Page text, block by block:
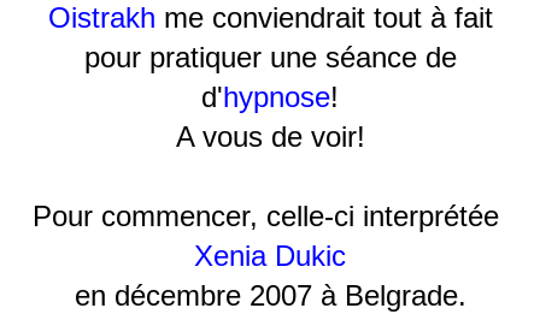
Oistrakh me conviendrait tout à fait
pour pratiquer une séance de
d'hypnose!
A vous de voir!
Pour commencer, celle-ci interprétée
Xenia Dukic
en décembre 2007 à Belgrade.